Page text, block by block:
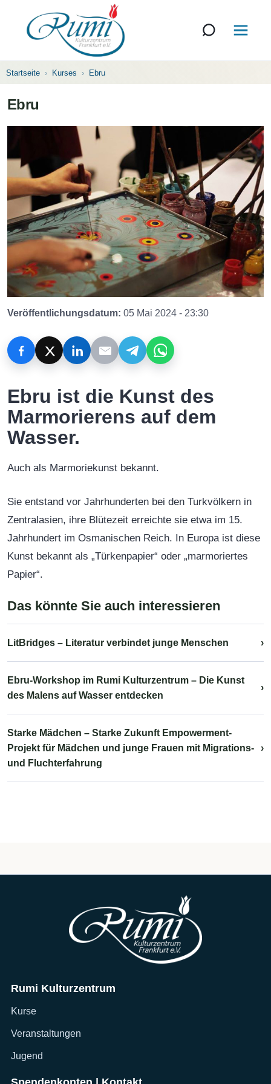
Startseite Kurses Ebru
Ebru
Veröffentlichungsdatum: 05 Mai 2024 - 23:30
Ebru ist die Kunst des
Marmorierens auf dem
Wasser.
Auch als Marmoriekunst bekannt.
Sie entstand vor Jahrhunderten bei den Turkvölkern in
Zentralasien, ihre Blütezeit erreichte sie etwa im 15.
Jahrhundert im Osmanischen Reich. In Europa ist diese
Kunst bekannt als „Türkenpapier“ oder „marmoriertes
Papier“.
Das könnte Sie auch interessieren
LitBridges – Literatur verbindet junge Menschen ›
Ebru-Workshop im Rumi Kulturzentrum – Die Kunst
des Malens auf Wasser entdecken
›
Starke Mädchen – Starke Zukunft Empowerment-
Projekt für Mädchen und junge Frauen mit Migrations-
und Fluchterfahrung
›
Rumi Kulturzentrum
Kurse
Veranstaltungen
Jugend